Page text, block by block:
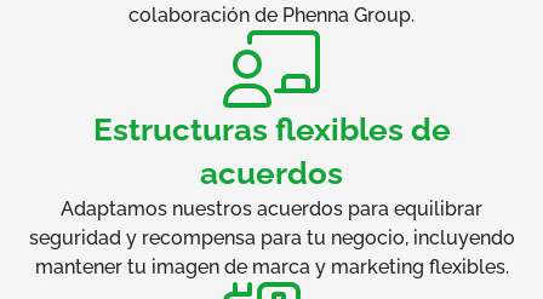
colaboración de Phenna Group.
Estructuras flexibles de
acuerdos
Adaptamos nuestros acuerdos para equilibrar
seguridad y recompensa para tu negocio, incluyendo
mantener tu imagen de marca y marketing flexibles.